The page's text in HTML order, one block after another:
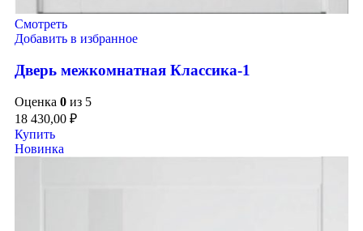
Смотреть
Добавить в избранное
Дверь межкомнатная Классика-1
Оценка 0 из 5
18 430,00 ₽
Купить
Новинка